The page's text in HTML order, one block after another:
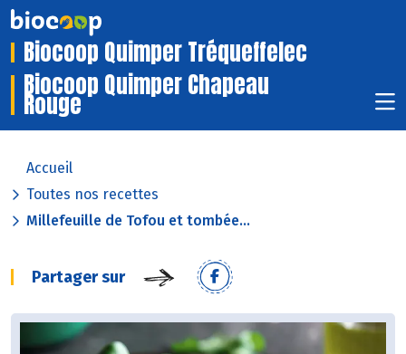
Biocoop Quimper Tréqueffelec
Biocoop Quimper Chapeau
Rouge
Accueil
Toutes nos recettes
Millefeuille de Tofou et tombée...
Partager sur